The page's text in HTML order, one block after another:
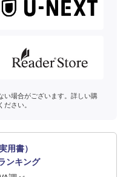
場合がございます。詳しい購
ださい。
用書）
ンキング